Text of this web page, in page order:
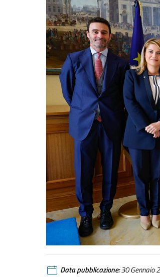
Data pubblicazione:30 Gennaio